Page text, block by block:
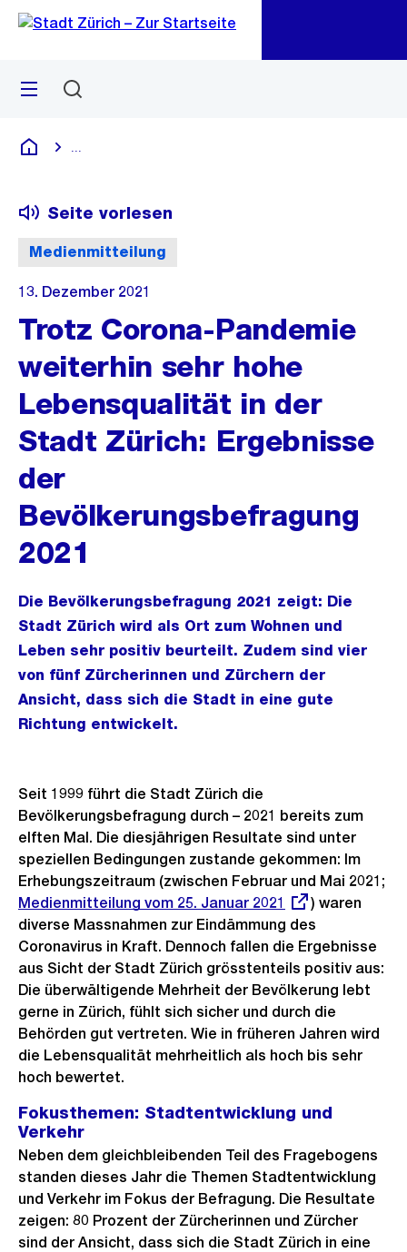
Navigation
Sprunglink
Menü
Deutsch
Medienmitteilung
Seite vorlesen
13. Dezember 2021
Trotz Corona-Pandemie
weiterhin sehr hohe
Lebensqualität in der
Stadt Zürich: Ergebnisse
der
Bevölkerungsbefragung
2021
Die Bevölkerungsbefragung 2021 zeigt: Die
Stadt Zürich wird als Ort zum Wohnen und
Leben sehr positiv beurteilt. Zudem sind vier
von fünf Zürcherinnen und Zürchern der
Ansicht, dass sich die Stadt in eine gute
Richtung entwickelt.
Seit 1999 führt die Stadt Zürich die
Bevölkerungsbefragung durch – 2021 bereits zum
elften Mal. Die diesjährigen Resultate sind unter
speziellen Bedingungen zustande gekommen: Im
Erhebungszeitraum (zwischen Februar und Mai 2021;
Medienmitteilung vom 25. Januar 2021
) waren
diverse Massnahmen zur Eindämmung des
Coronavirus in Kraft. Dennoch fallen die Ergebnisse
aus Sicht der Stadt Zürich grösstenteils positiv aus:
Die überwältigende Mehrheit der Bevölkerung lebt
gerne in Zürich, fühlt sich sicher und durch die
Behörden gut vertreten. Wie in früheren Jahren wird
die Lebensqualität mehrheitlich als hoch bis sehr
hoch bewertet.
Fokusthemen: Stadtentwicklung und
Verkehr
Neben dem gleichbleibenden Teil des Fragebogens
standen dieses Jahr die Themen Stadtentwicklung
und Verkehr im Fokus der Befragung. Die Resultate
zeigen: 80 Prozent der Zürcherinnen und Zürcher
sind der Ansicht, dass sich die Stadt Zürich in eine